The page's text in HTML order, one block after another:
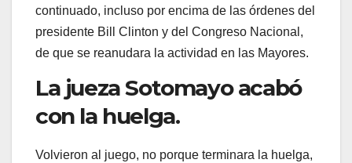
continuado, incluso por encima de las órdenes del
presidente Bill Clinton y del Congreso Nacional,
de que se reanudara la actividad en las Mayores.
La jueza Sotomayo acabó
con la huelga.
Volvieron al juego, no porque terminara la huelga,